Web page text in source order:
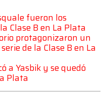
fueron los
Clase B en La Plata
protagonizaron un
de la Clase B en La
a Yasbik y se quedó
Plata